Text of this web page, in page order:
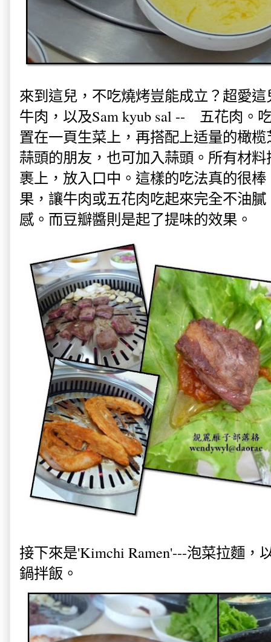
來到這兒，不吃燒烤豈能成立？超愛這
牛肉，以及Sam kyub sal -- 五花肉。
置在一頁生菜上，再搭配上适量的橄
蒜頭的朋友，也可加入蒜頭。所有材
裹上，放入口中。這樣的吃法真的很
果，讓牛肉或五花肉吃起來完全不油
感。而豆瓣醬則是起了提味的效果。
接下來是'Kimchi Ramen'---泡菜拉麵，
鍋拌飯。